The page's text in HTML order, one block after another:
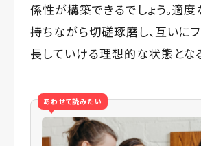
係性が構築できるでしょう。適
持ちながら切磋琢磨し、互いに
長していける理想的な状態とな
あわせて読みたい